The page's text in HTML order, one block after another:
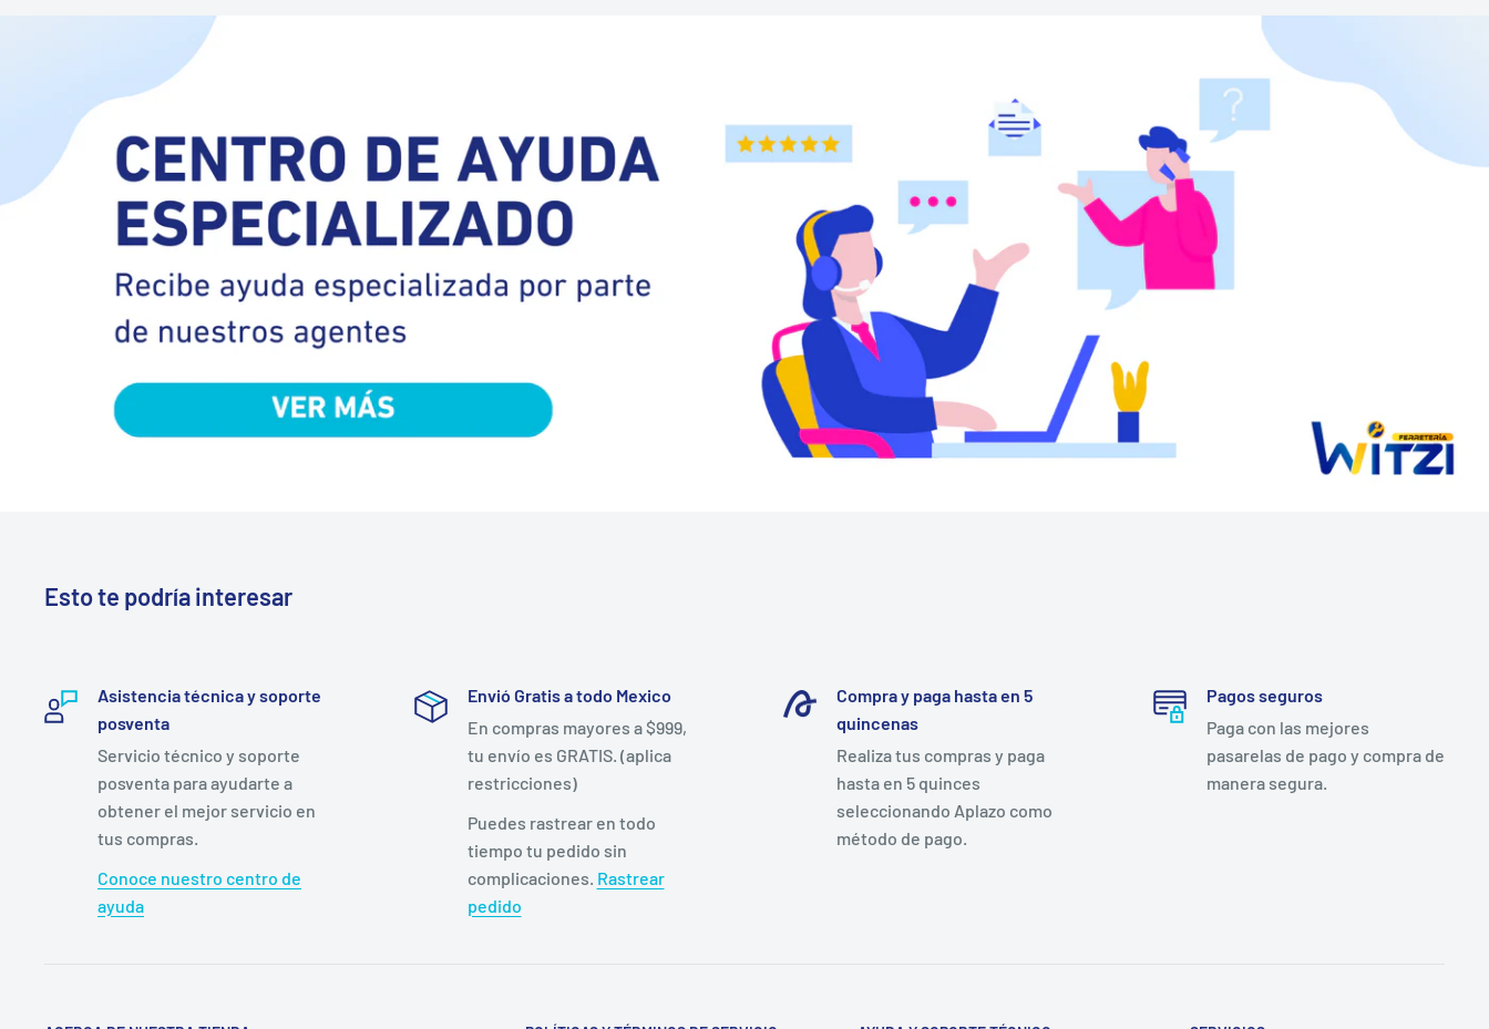
Esto te podría interesar
Asistencia técnica y soporte
posventa
Servicio técnico y soporte
posventa para ayudarte a
obtener el mejor servicio en
tus compras.
Conoce nuestro centro de
ayuda
Envió Gratis a todo Mexico
En compras mayores a $999,
tu envío es GRATIS. (aplica
restricciones)
Puedes rastrear en todo
tiempo tu pedido sin
complicaciones. Rastrear
pedido
Compra y paga hasta en 5
quincenas
Realiza tus compras y paga
hasta en 5 quinces
seleccionando Aplazo como
método de pago.
Pagos seguros
Paga con las mejores
pasarelas de pago y compra de
manera segura.